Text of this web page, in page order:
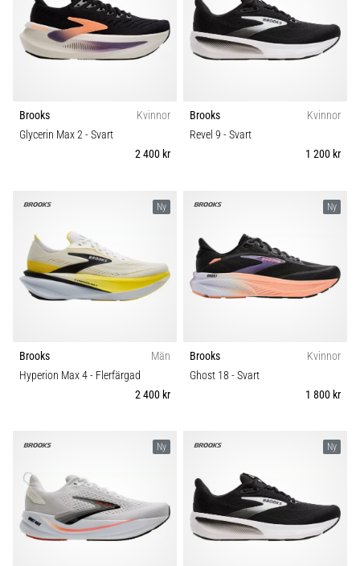
Brooks
Kvinnor
Glycerin Max 2- Svart
2 400 kr
Brooks
Kvinnor
Revel 9 - Svart
1 200 kr
Ny
Brooks
Män
Hyperion Max 4- Flerfärgad
2 400 kr
Ny
Brooks
Kvinnor
Ghost 18 - Svart
1 800 kr
Ny Ny